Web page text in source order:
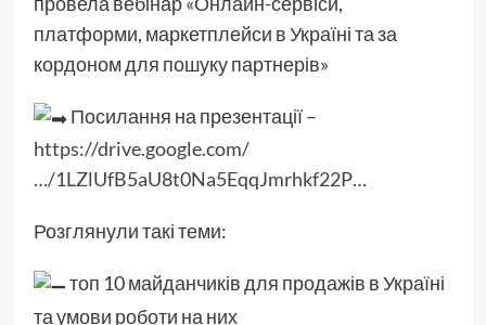
платформи, маркетплейси в Україні та за
кордоном для пошуку партнерів»
Посилання на презентації –
https://drive.google.com/
…/1LZlUfB5aU8t0Na5EqqJmrhkf22P…
Розглянули такі теми:
топ 10 майданчиків для продажів в Україні
та умови роботи на них